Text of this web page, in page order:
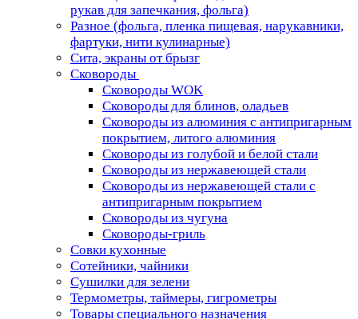
рукав для запечкания, фольга)
Разное (фольга, пленка пищевая, нарукавники,
фартуки, нити кулинарные)
Сита, экраны от брызг
Сковороды
Сковороды WOK
Сковороды для блинов, оладьев
Сковороды из алюминия с антипригарным
покрытием, литого алюминия
Сковороды из голубой и белой стали
Сковороды из нержавеющей стали
Сковороды из нержавеющей стали с
антипригарным покрытием
Сковороды из чугуна
Сковороды-гриль
Совки кухонные
Сотейники, чайники
Сушилки для зелени
Термометры, таймеры, гигрометры
Товары специального назначения